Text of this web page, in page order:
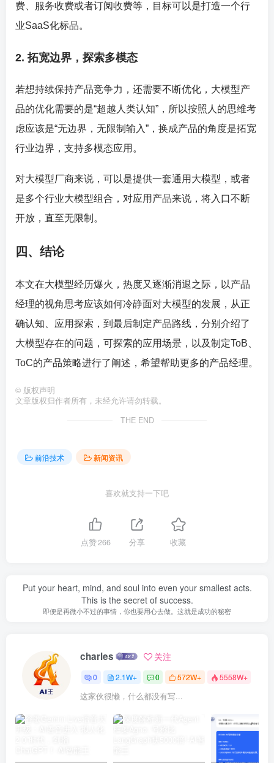
费、服务收费或者订阅收费等，目标可以是打造一个行
业SaaS化标品。
2. 拓宽边界，探索多模态
若想持续保持产品竞争力，还需要不断优化，大模型产
品的优化需要的是“超越人类认知”，所以按照人的思维考
虑应该是“无边界，无限制输入”，换成产品的角度是拓宽
行业边界，支持多模态应用。
对大模型厂商来说，可以是提供一套通用大模型，或者
是多个行业大模型组合，对应用产品来说，将入口不断
开放，直至无限制。
四、结论
本文在大模型经历爆火，热度又逐渐消退之际，以产品
经理的视角思考应该如何冷静面对大模型的发展，从正
确认知、应用探索，到最后制定产品路线，分别介绍了
大模型存在的问题，可探索的应用场景，以及制定ToB、
ToC的产品策略进行了阐述，希望帮助更多的产品经理。
© 版权声明
文章版权归作者所有，未经允许请勿转载。
THE END
前沿技术 新闻资讯
喜欢就支持一下吧
点赞266 分享 收藏
Put your heart, mind, and soul into even your smallest acts.
This is the secret of success.
即便是再微小不过的事情，你也要用心去做。这就是成功的秘密
charles 关注
0 2.1W+ 0 572W+ 5558W+
这家伙很懒，什么都没有写...